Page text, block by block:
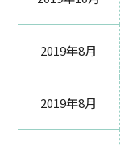
2019年8月
2019年8月